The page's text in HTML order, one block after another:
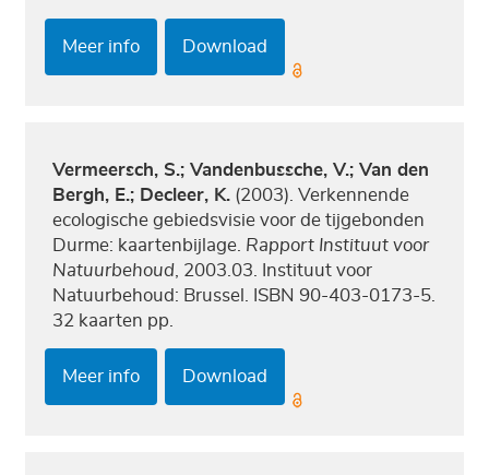
Meer info Download
Vermeersch, S.; Vandenbussche, V.; Van den
Bergh, E.; Decleer, K. (2003). Verkennende
ecologische gebiedsvisie voor de tijgebonden
Durme: kaartenbijlage. Rapport Instituut voor
Natuurbehoud , 2003.03. Instituut voor
Natuurbehoud: Brussel. ISBN 90-403-0173-5.
32 kaarten pp.
Meer info Download